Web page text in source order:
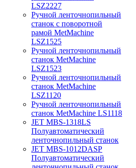
LSZ2227
Ручной ленточнопильный
станок с поворотной
рамой MetMachine
LSZ1525
Ручной ленточнопильный
станок MetMachine
LSZ1523
Ручной ленточнопильный
станок MetMachine
LSZ1120
Ручной ленточнопильный
станок MetMachine LS1118
JET MBS-1318LS
Полуавтоматический
ленточнопильный станок
JET MBS-1012DASP
Полуавтоматический